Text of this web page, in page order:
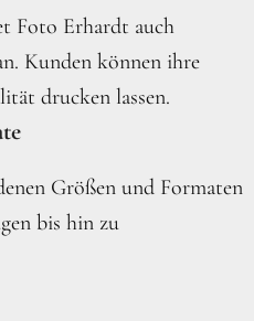
Foto Erhardt auch
Kunden können ihre
drucken lassen.
Größen und Formaten
bis hin zu